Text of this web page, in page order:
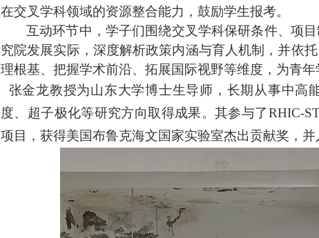
在交叉学科领域的资源整合能力，鼓励学生报考。
互动环节中，学子们围绕交叉学科保研条件、项
究院发展实际，深度解析政策内涵与育人机制，并依
理根基、把握学术前沿、拓展国际视野等维度，为青
张金龙教授为山东大学博士生导师，长期从事中高
度、超子极化等研究方向取得成果。其参与了RHIC-
项目，获得美国布鲁克海文国家实验室杰出贡献奖，并